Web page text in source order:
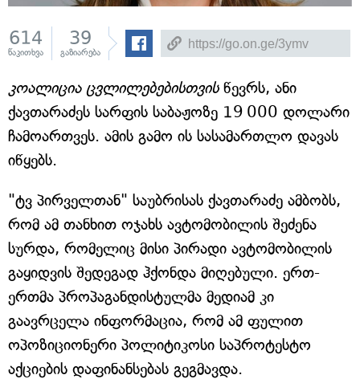
614
წაკითხვა
39
გაზიარება
კოალიცია ცვლილებებისთვისწევრს, ანი
ქავთარაძეს სარფის საბაჟოზე 19 000 დოლარი
ჩამოართვეს. ამის გამო ის სასამართლო დავას
იწყებს.
"ტვ პირველთან" საუბრისას ქავთარაძე ამბობს,
რომ ამ თანხით ოჯახს ავტომობილის შეძენა
სურდა, რომელიც მისი პირადი ავტომობილის
გაყიდვის შედეგად ჰქონდა მიღებული. ერთ-
ერთმა პროპაგანდისტულმა მედიამ კი
გაავრცელა ინფორმაცია, რომ ამ ფულით
ოპოზიციონერი პოლიტიკოსი საპროტესტო
აქციების დაფინანსებას გეგმავდა.